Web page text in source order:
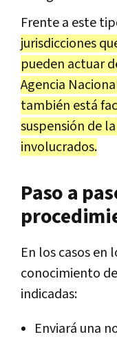
Frente a este
jurisdicciones
pueden actuar
Agencia
también está
suspensión de
involucrados.
Paso a
En los casos en
conocimiento
indicadas:
Enviará una